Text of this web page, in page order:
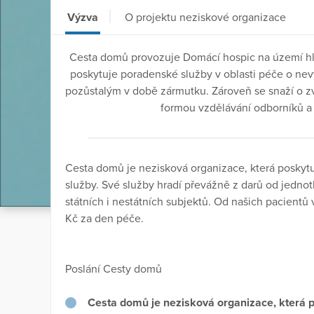
Výzva O projektu neziskové organizace
Cesta domů provozuje Domácí hospic na území
poskytuje poradenské služby v oblasti péče o
pozůstalým v době zármutku. Zároveň se snaží o
formou vzdělávání odborníků
Cesta domů je nezisková organizace, která
služby. Své služby hradí převážně z darů od
státních i nestátních subjektů. Od našich
Kč za den péče.
Poslání Cesty domů
Cesta domů je nezisková organizace, která